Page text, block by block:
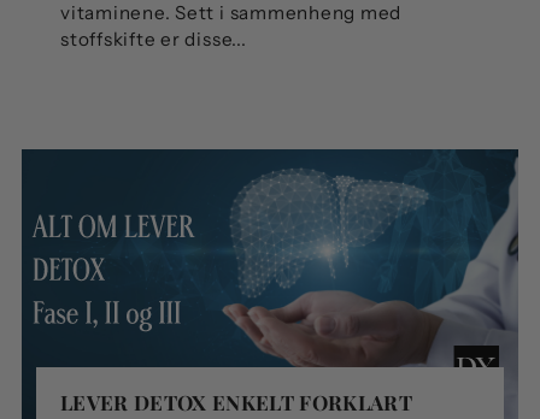
vitaminene. Sett i sammenheng med
stoffskifte er disse...
LEVER DETOX ENKELT FORKLART